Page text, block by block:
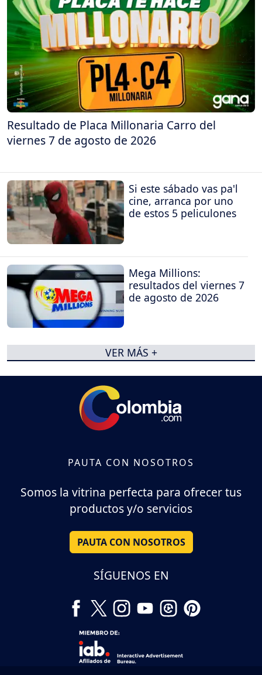
Resultado de Placa Millonaria Carro del
viernes 7 de agosto de 2026
Si este sábado vas pa'l
cine, arranca por uno
de estos 5 peliculones
Mega Millions:
resultados del viernes 7
de agosto de 2026
VER MÁS +
PAUTA CON NOSOTROS
Somos la vitrina perfecta para ofrecer tus
productos y/o servicios
PAUTA CON NOSOTROS
SÍGUENOS EN